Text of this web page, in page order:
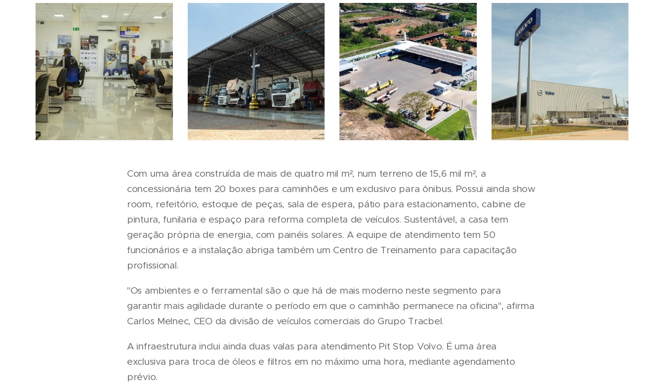
Com uma área construída de mais de quatro mil m², num terreno de 15,6 mil m², a
concessionária tem 20 boxes para caminhões e um exclusivo para ônibus. Possui ainda show
room, refeitório, estoque de peças, sala de espera, pátio para estacionamento, cabine de
pintura, funilaria e espaço para reforma completa de veículos. Sustentável, a casa tem
geração própria de energia, com painéis solares. A equipe de atendimento tem 50
funcionários e a instalação abriga também um Centro de Treinamento para capacitação
profissional.
"Os ambientes e o ferramental são o que há de mais moderno neste segmento para
garantir mais agilidade durante o período em que o caminhão permanece na oficina", afirma
Carlos Melnec, CEO da divisão de veículos comerciais do Grupo Tracbel.
A infraestrutura inclui ainda duas valas para atendimento Pit Stop Volvo. É uma área
exclusiva para troca de óleos e filtros em no máximo uma hora, mediante agendamento
prévio.